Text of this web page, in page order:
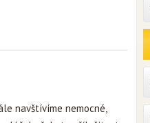
navštívíme nemocné,